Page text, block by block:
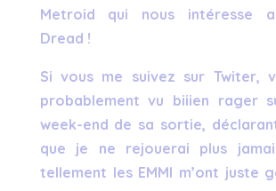
Metroid qui nous intéresse
Dread !
Si vous me suivez sur Twiter,
probablement vu biiien rager
week-end de sa sortie,
que je ne rejouerai plus
tellement les EMMI m’ont juste